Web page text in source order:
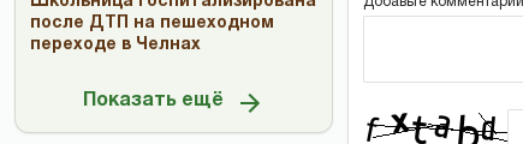
после ДТП на пешеходном
переходе в Челнах
Показать ещё